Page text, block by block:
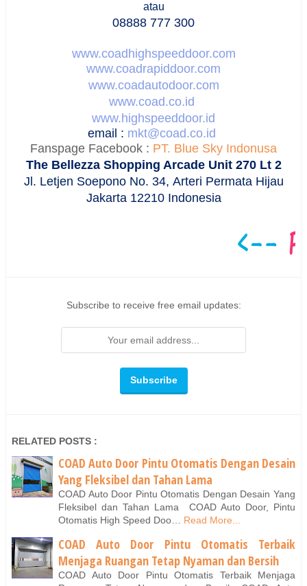
atau
08888 777 300
www.coadhighspeeddoor.com
www.coadrapiddoor.com
www.coadautodoor.com
www.coad.co.id
www.highspeeddoor.id
email : mkt@coad.co.id
Fanspage Facebook : PT. Blue Sky Indonusa
The Bellezza Shopping Arcade Unit 270 Lt 2
Jl. Letjen Soepono No. 34, Arteri Permata Hijau
Jakarta 12210 Indonesia
Subscribe to receive free email updates:
RELATED POSTS :
COAD Auto Door Pintu Otomatis Dengan Desain
Yang Fleksibel dan Tahan Lama
COAD Auto Door Pintu Otomatis Dengan Desain Yang
Fleksibel dan Tahan Lama COAD Auto Door, Pintu
Otomatis High Speed Doo…
Read More...
COAD Auto Door Pintu Otomatis Terbaik
Menjaga Ruangan Tetap Nyaman dan Bersih
COAD Auto Door Pintu Otomatis Terbaik Menjaga